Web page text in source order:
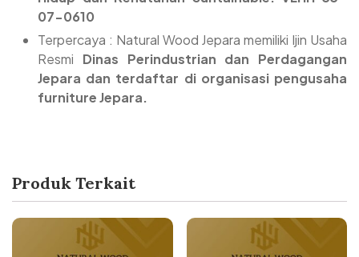
07-0610
Terpercaya : Natural Wood Jepara memiliki Ijin Usaha
Resmi Dinas Perindustrian dan Perdagangan
Jepara dan terdaftar di organisasi pengusaha
furniture Jepara.
Produk Terkait